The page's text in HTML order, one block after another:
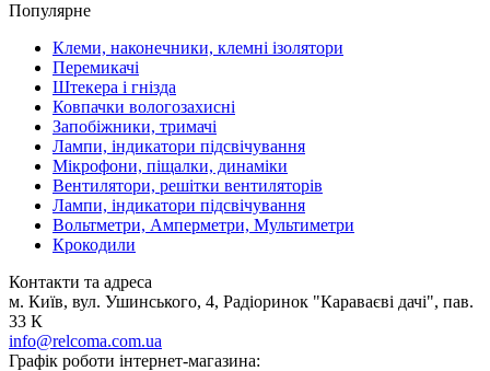
Популярне
Клеми, наконечники, клемні ізолятори
Перемикачі
Штекера і гнізда
Ковпачки вологозахисні
Запобіжники, тримачі
Лампи, індикатори підсвічування
Мікрофони, піщалки, динаміки
Вентилятори, решітки вентиляторів
Лампи, індикатори підсвічування
Вольтметри, Амперметри, Мультиметри
Крокодили
Контакти та адреса
м. Київ, вул. Ушинського, 4, Радіоринок "Караваєві дачі", пав.
33 К
info@relcoma.com.ua
Графік роботи інтернет-магазина: